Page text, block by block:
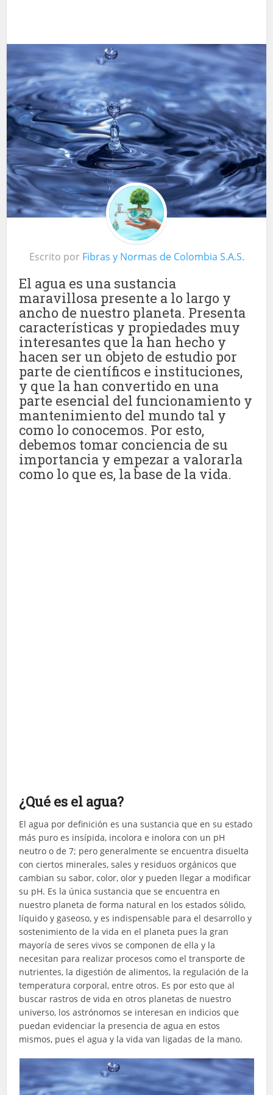
Escrito por Fibras y Normas de Colombia S.A.S.
El agua es una sustancia
maravillosa presente a lo largo y
ancho de nuestro planeta. Presenta
características y propiedades muy
interesantes que la han hecho y
hacen ser un objeto de estudio por
parte de científicos e instituciones,
y que la han convertido en una
parte esencial del funcionamiento y
mantenimiento del mundo tal y
como lo conocemos. Por esto,
debemos tomar conciencia de su
importancia y empezar a valorarla
como lo que es, la base de la vida.
¿Qué es el agua?
El agua por definición es una sustancia que en su estado
más puro es insípida, incolora e inolora con un pH
neutro o de 7; pero generalmente se encuentra disuelta
con ciertos minerales, sales y residuos orgánicos que
cambian su sabor, color, olor y pueden llegar a modificar
su pH. Es la única sustancia que se encuentra en
nuestro planeta de forma natural en los estados sólido,
líquido y gaseoso, y es indispensable para el desarrollo y
sostenimiento de la vida en el planeta pues la gran
mayoría de seres vivos se componen de ella y la
necesitan para realizar procesos como el transporte de
nutrientes, la digestión de alimentos, la regulación de la
temperatura corporal, entre otros. Es por esto que al
buscar rastros de vida en otros planetas de nuestro
universo, los astrónomos se interesan en indicios que
puedan evidenciar la presencia de agua en estos
mismos, pues el agua y la vida van ligadas de la mano.